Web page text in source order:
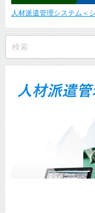
人材派遣管理システム＜